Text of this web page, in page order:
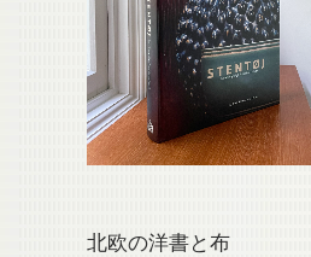
北欧の洋書と布